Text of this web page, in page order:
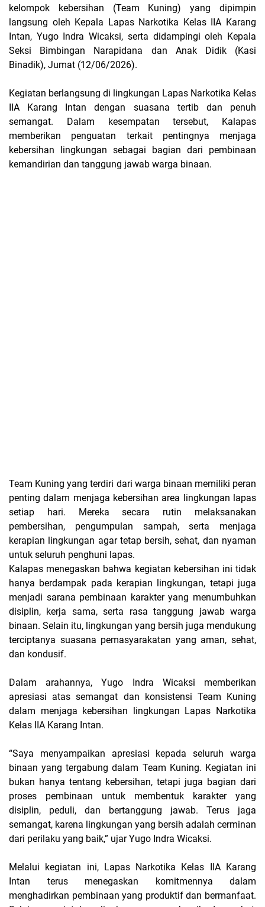
kelompok kebersihan (Team Kuning) yang dipimpin
langsung oleh Kepala Lapas Narkotika Kelas IIA Karang
Intan, Yugo Indra Wicaksi, serta didampingi oleh Kepala
Seksi Bimbingan Narapidana dan Anak Didik (Kasi
Binadik), Jumat (12/06/2026).
Kegiatan berlangsung di lingkungan Lapas Narkotika Kelas
IIA Karang Intan dengan suasana tertib dan penuh
semangat. Dalam kesempatan tersebut, Kalapas
memberikan penguatan terkait pentingnya menjaga
kebersihan lingkungan sebagai bagian dari pembinaan
kemandirian dan tanggung jawab warga binaan.
Team Kuning yang terdiri dari warga binaan memiliki peran
penting dalam menjaga kebersihan area lingkungan lapas
setiap hari. Mereka secara rutin melaksanakan
pembersihan, pengumpulan sampah, serta menjaga
kerapian lingkungan agar tetap bersih, sehat, dan nyaman
untuk seluruh penghuni lapas.
Kalapas menegaskan bahwa kegiatan kebersihan ini tidak
hanya berdampak pada kerapian lingkungan, tetapi juga
menjadi sarana pembinaan karakter yang menumbuhkan
disiplin, kerja sama, serta rasa tanggung jawab warga
binaan. Selain itu, lingkungan yang bersih juga mendukung
terciptanya suasana pemasyarakatan yang aman, sehat,
dan kondusif.
Dalam arahannya, Yugo Indra Wicaksi memberikan
apresiasi atas semangat dan konsistensi Team Kuning
dalam menjaga kebersihan lingkungan Lapas Narkotika
Kelas IIA Karang Intan.
“Saya menyampaikan apresiasi kepada seluruh warga
binaan yang tergabung dalam Team Kuning. Kegiatan ini
bukan hanya tentang kebersihan, tetapi juga bagian dari
proses pembinaan untuk membentuk karakter yang
disiplin, peduli, dan bertanggung jawab. Terus jaga
semangat, karena lingkungan yang bersih adalah cerminan
dari perilaku yang baik,” ujar Yugo Indra Wicaksi.
Melalui kegiatan ini, Lapas Narkotika Kelas IIA Karang
Intan terus menegaskan komitmennya dalam
menghadirkan pembinaan yang produktif dan bermanfaat.